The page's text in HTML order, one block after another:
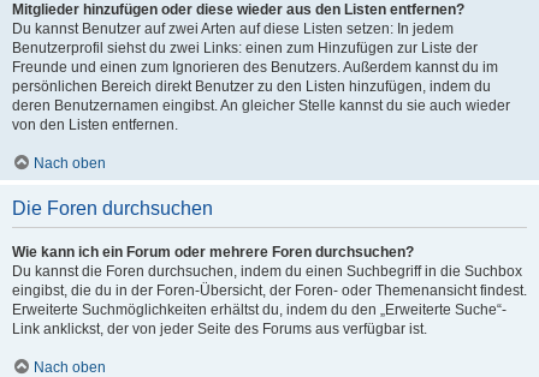
Mitglieder hinzufügen oder diese wieder aus den Listen entfernen?
Du kannst Benutzer auf zwei Arten auf diese Listen setzen: In jedem
Benutzerprofil siehst du zwei Links: einen zum Hinzufügen zur Liste der
Freunde und einen zum Ignorieren des Benutzers. Außerdem kannst du im
persönlichen Bereich direkt Benutzer zu den Listen hinzufügen, indem du
deren Benutzernamen eingibst. An gleicher Stelle kannst du sie auch wieder
von den Listen entfernen.
Nach oben
Die Foren durchsuchen
Wie kann ich ein Forum oder mehrere Foren durchsuchen?
Du kannst die Foren durchsuchen, indem du einen Suchbegriff in die Suchbox
eingibst, die du in der Foren-Übersicht, der Foren- oder Themenansicht findest.
Erweiterte Suchmöglichkeiten erhältst du, indem du den „Erweiterte Suche“-
Link anklickst, der von jeder Seite des Forums aus verfügbar ist.
Nach oben